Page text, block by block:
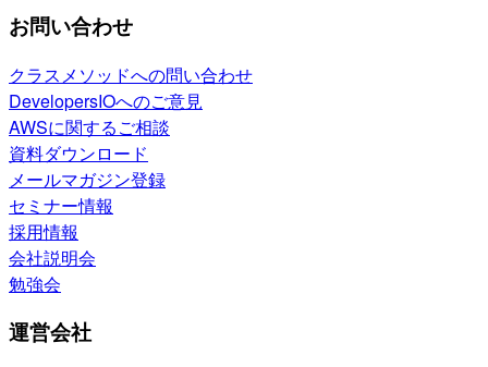
お問い合わせ
クラスメソッドへの問い合わせ
DevelopersIOへのご意見
AWSに関するご相談
資料ダウンロード
メールマガジン登録
セミナー情報
採用情報
会社説明会
勉強会
運営会社